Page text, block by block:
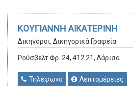
ΚΟΥΓΙΑΝΝΗ ΑΙΚΑΤΕΡΙΝΗ
Δικηγόροι, Δικηγορικά Γραφεία
Ρούσβελτ Φρ. 24, 412 21, Λάρισα
Τηλέφωνο Λεπτομέρειες